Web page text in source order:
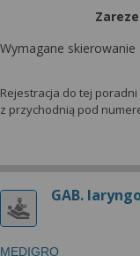
Wymagane skierowanie
Rejestracja do tej
z przychodnią pod
GAB.
MEDIGRO